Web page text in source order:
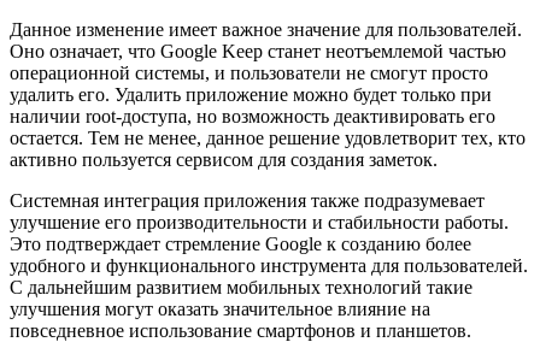
Данное изменение имеет важное значение для пользователей.
Оно означает, что Google Keep станет неотъемлемой частью
операционной системы, и пользователи не смогут просто
удалить его. Удалить приложение можно будет только при
наличии root-доступа, но возможность деактивировать его
остается. Тем не менее, данное решение удовлетворит тех, кто
активно пользуется сервисом для создания заметок.
Системная интеграция приложения также подразумевает
улучшение его производительности и стабильности работы.
Это подтверждает стремление Google к созданию более
удобного и функционального инструмента для пользователей.
С дальнейшим развитием мобильных технологий такие
улучшения могут оказать значительное влияние на
повседневное использование смартфонов и планшетов.